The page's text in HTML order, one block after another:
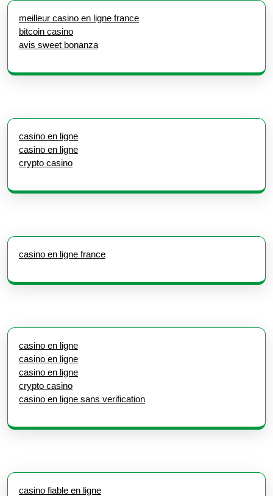
meilleur casino en ligne france
bitcoin casino
avis sweet bonanza
casino en ligne
casino en ligne
crypto casino
casino en ligne france
casino en ligne
casino en ligne
casino en ligne
crypto casino
casino en ligne sans verification
casino fiable en ligne